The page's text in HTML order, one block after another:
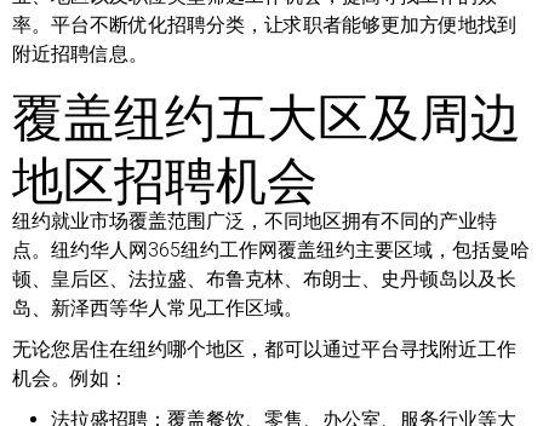
率。平台不断优化招聘分类，让求职者能够更加方便地找到
附近招聘信息。
覆盖纽约五大区及周边
地区招聘机会
纽约就业市场覆盖范围广泛，不同地区拥有不同的产业特
点。纽约华人网365纽约工作网覆盖纽约主要区域，包括曼哈
顿、皇后区、法拉盛、布鲁克林、布朗士、史丹顿岛以及长
岛、新泽西等华人常见工作区域。
无论您居住在纽约哪个地区，都可以通过平台寻找附近工作
机会。例如：
法拉盛招聘： 覆盖餐饮、零售、办公室、服务行业等大